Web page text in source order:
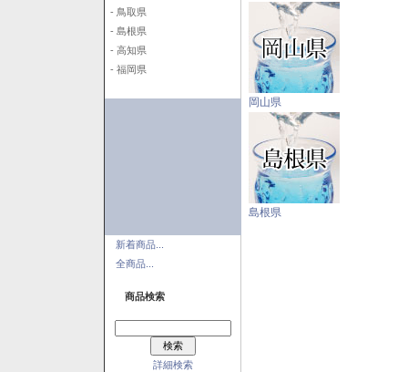
- 鳥取県
- 島根県
- 高知県
- 福岡県
新着商品...
全商品...
商品検索
詳細検索
岡山県
島根県